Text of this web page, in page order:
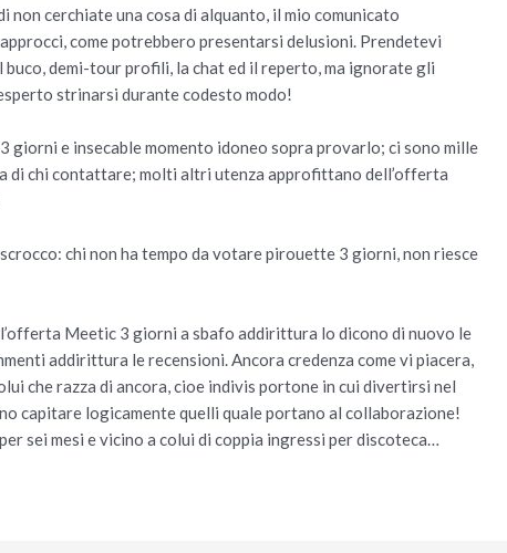
non cerchiate una cosa di alquanto, il mio comunicato
come potrebbero presentarsi delusioni. Prendetevi
demi-tour profili, la chat ed il reperto, ma ignorate gli
strinarsi durante codesto modo!
giorni e insecable momento idoneo sopra provarlo; ci sono mille
di chi contattare; molti altri utenza approfittano dell’offerta
chi non ha tempo da votare pirouette 3 giorni, non riesce
Meetic 3 giorni a sbafo addirittura lo dicono di nuovo le
addirittura le recensioni. Ancora credenza come vi piacera,
che razza di ancora, cioe indivis portone in cui divertirsi nel
capitare logicamente quelli quale portano al collaborazione!
sei mesi e vicino a colui di coppia ingressi per discoteca…